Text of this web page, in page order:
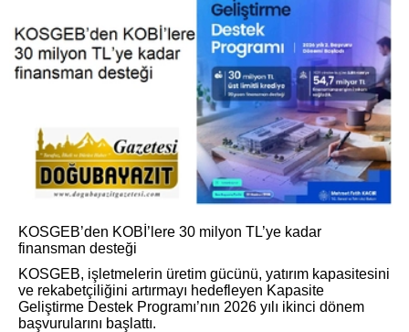
KOSGEB’den KOBİ’lere 30 milyon TL’ye kadar
finansman desteği
KOSGEB, işletmelerin üretim gücünü, yatırım kapasitesini
ve rekabetçiliğini artırmayı hedefleyen Kapasite
Geliştirme Destek Programı’nın 2026 yılı ikinci dönem
başvurularını başlattı.